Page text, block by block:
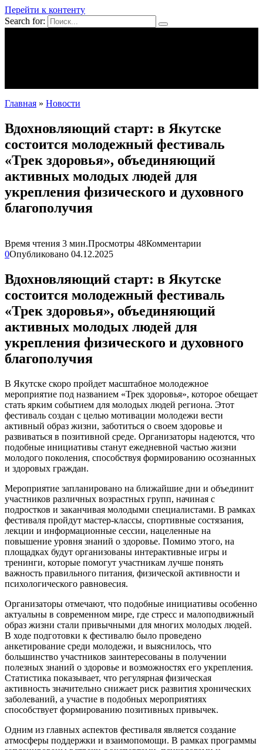
Перейти к контенту
Search for:
Главная » Новости
Вдохновляющий старт: в Якутске
состоится молодежный фестиваль
«Трек здоровья», объединяющий
активных молодых людей для
укрепления физического и духовного
благополучия
Время чтения 3 мин.Просмотры 48Комментарии
0Опубликовано 04.12.2025
Вдохновляющий старт: в Якутске
состоится молодежный фестиваль
«Трек здоровья», объединяющий
активных молодых людей для
укрепления физического и духовного
благополучия
В Якутске скоро пройдет масштабное молодежное
мероприятие под названием «Трек здоровья», которое обещает
стать ярким событием для молодых людей региона. Этот
фестиваль создан с целью мотивации молодежи вести
активный образ жизни, заботиться о своем здоровье и
развиваться в позитивной среде. Организаторы надеются, что
подобные инициативы станут ежедневной частью жизни
молодого поколения, способствуя формированию осознанных
и здоровых граждан.
Мероприятие запланировано на ближайшие дни и объединит
участников различных возрастных групп, начиная с
подростков и заканчивая молодыми специалистами. В рамках
фестиваля пройдут мастер-классы, спортивные состязания,
лекции и информационные сессии, нацеленные на
повышение уровня знаний о здоровье. Помимо этого, на
площадках будут организованы интерактивные игры и
тренинги, которые помогут участникам лучше понять
важность правильного питания, физической активности и
психологического равновесия.
Организаторы отмечают, что подобные инициативы особенно
актуальны в современном мире, где стресс и малоподвижный
образ жизни стали привычными для многих молодых людей.
В ходе подготовки к фестивалю было проведено
анкетирование среди молодежи, и выяснилось, что
большинство участников заинтересованы в получении
полезных знаний о здоровье и возможностях его укрепления.
Статистика показывает, что регулярная физическая
активность значительно снижает риск развития хронических
заболеваний, а участие в подобных мероприятиях
способствует формированию позитивных привычек.
Одним из главных аспектов фестиваля является создание
атмосферы поддержки и взаимопомощи. В рамках программы